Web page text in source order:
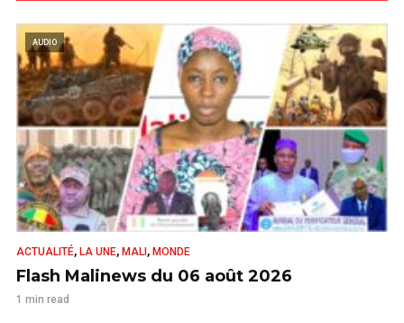
AUDIO
ACTUALITÉ, LA UNE, MALI , MONDE
Flash Malinews du 06 août 2026
1 min read